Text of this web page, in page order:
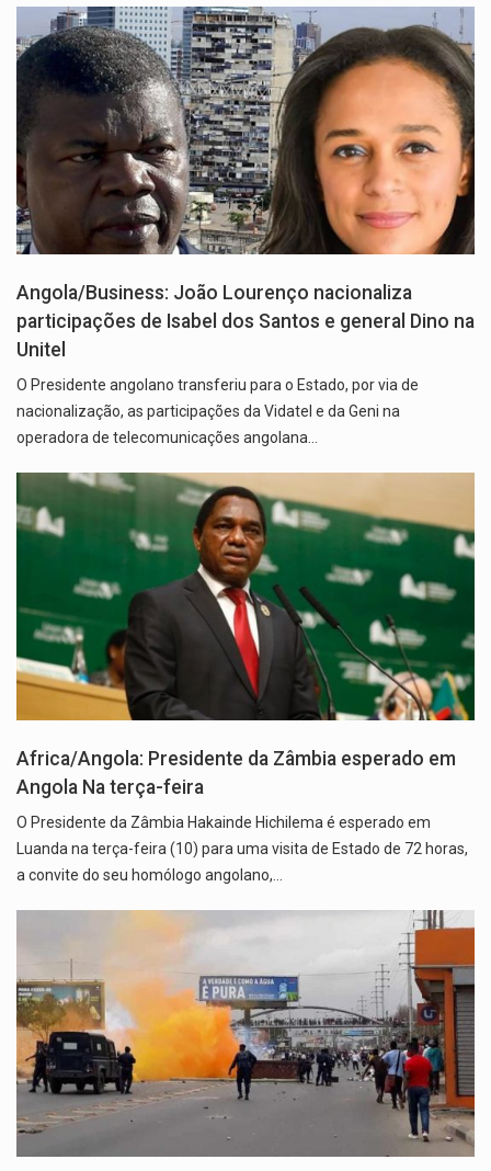
Angola/Business: João Lourenço nacionaliza
participações de Isabel dos Santos e general Dino na
Unitel
O Presidente angolano transferiu para o Estado, por via de
nacionalização, as participações da Vidatel e da Geni na
operadora de telecomunicações angolana…
Africa/Angola: Presidente da Zâmbia esperado em
Angola Na terça-feira
O Presidente da Zâmbia Hakainde Hichilema é esperado em
Luanda na terça-feira (10) para uma visita de Estado de 72 horas,
a convite do seu homólogo angolano,…